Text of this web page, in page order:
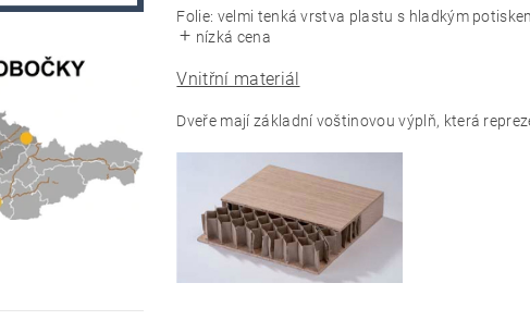
Folie: velmi tenká vrstva plastu s hladkým
nízká cena
Vnitřní materiál
Dveře mají základní voštinovou výplň, která